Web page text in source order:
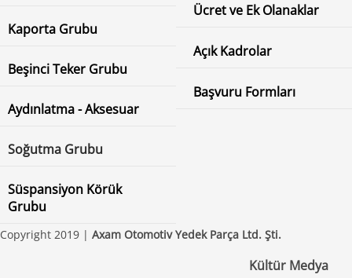
Kaporta Grubu
Beşinci Teker Grubu
Aydınlatma - Aksesuar
Soğutma Grubu
Süspansiyon Körük
Grubu
Ücret ve Ek Olanaklar
Açık Kadrolar
Başvuru Formları
Copyright 2019 | Axam Otomotiv Yedek Parça Ltd. Şti.
Kültür Medya